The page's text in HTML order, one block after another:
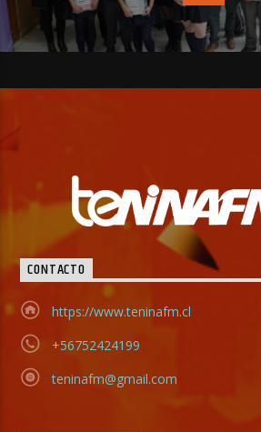
CONTACTO
https://www.teninafm.cl
+56752424199
teninafm@gmail.com